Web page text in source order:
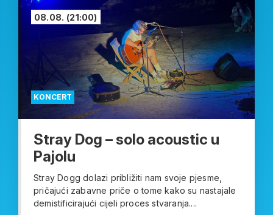
KONCERT
08.08. (21:00)
Stray Dog – solo acoustic u
Pajolu
Stray Dogg dolazi približiti nam svoje pjesme,
pričajući zabavne priče o tome kako su nastajale
demistificirajući cijeli proces stvaranja....